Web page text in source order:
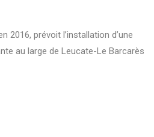
2016, prévoit l’installation d’une
au large de Leucate-Le Barcarès